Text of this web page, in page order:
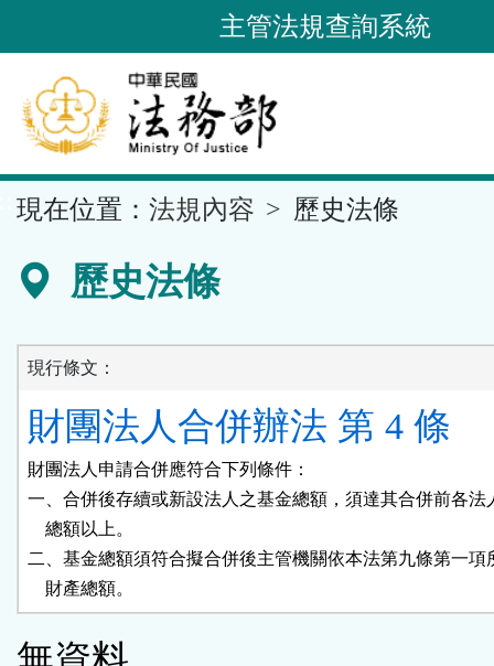
到
要
內
容
區
主管法規查詢系統
現在位置： 法規內容 歷史法條
歷史法條
現行條文：
財團法人合併辦法 第 4 條
財團法人申請合併應符合下列條件：
一、合併後存續或新設法人之基金總額，須達其合併前各法
    總額以上。
二、基金總額須符合擬合併後主管機關依本法第九條第一項
    財產總額。